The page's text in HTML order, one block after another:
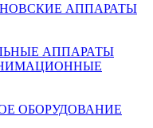
АППАРАТЫ
АППАРАТЫ
ОБОРУДОВАНИЕ